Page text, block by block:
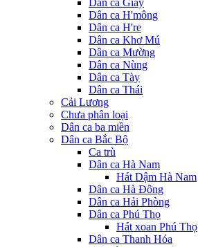
Dân ca Giáy
Dân ca H'mông
Dân ca H're
Dân ca Khơ Mú
Dân ca Mường
Dân ca Nùng
Dân ca Tày
Dân ca Thái
Cải Lương
Chưa phân loại
Dân ca ba miền
Dân ca Bắc Bộ
Ca trù
Dân ca Hà Nam
Hát Dậm Hà Nam
Dân ca Hà Đông
Dân ca Hải Phòng
Dân ca Phú Thọ
Hát xoan Phú Thọ
Dân ca Thanh Hóa